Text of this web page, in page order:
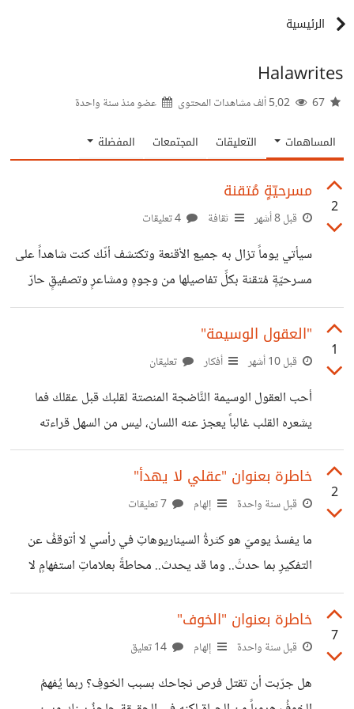
الرئيسية
Halawrites
عضو منذسنة واحدة
المساهمات التعليقات المجتمعات المفضلة
2
مسرحيّةٍ مُتقنة
قبل 8 أشهر ثقافة
سيأتي يوماً تزال به جميع الأقنعة وتكتشف أنّك كنت شاهداً على
مسرحيّةٍ مُتقنة بكلِّ تفاصيلها من وجوهٍ ومشاعرٍ وتصفيقٍ حارّ
كاذب |حلا|
1
"العقول الوسيمة"
قبل 10 أشهر أفكار تعليقان
أحب العقول الوسيمة النَّاضجة المنصتة لقلبك قبل عقلك فما
يشعره القلب غالباً يعجز عنه اللسان، ليس من السهل قراءته
وجود شخصٍ يجذب الفوضى من حولنا لتنظّم مرّةً أخرى ويُعيد
بقلم حلا|
2
خاطرة بعنوان "عقلي لا يهدأ"
قبل سنة واحدة إلهام
ما يفسدُ يوميَ هو كثرةُ السيناريوهاتِ في رأسي لا أتوقفُ عن
التفكيرِ بما حدثَ.. وما قد يحدث.. محاطةً بعلاماتِ استفهامٍ لا
تنتهي جعلت مني شخصاً لا يبني آمالاً كبيرة ولا يتوقع الكثير كي
لا يخيبَ ظنهُ وهذا منحني شيئاً من الحكمة رغم كلِّ التعب تخيل
أنت، والليل وتلك الأفكار لوحدكما تصطدمُ كلُّ واحدةٍ بالأخرى
حلا|
7
خاطرة بعنوان "الخوف"
قبل سنة واحدة إلهام
هل جرّبت أن تقتل فرص نجاحك بسبب الخوفِ؟ ربما يُفهمُ